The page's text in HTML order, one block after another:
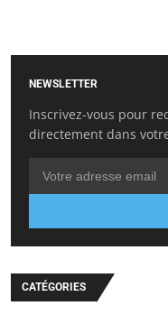
NEWSLETTER
Inscrivez-vous pour
directement dans
CATÉGORIES